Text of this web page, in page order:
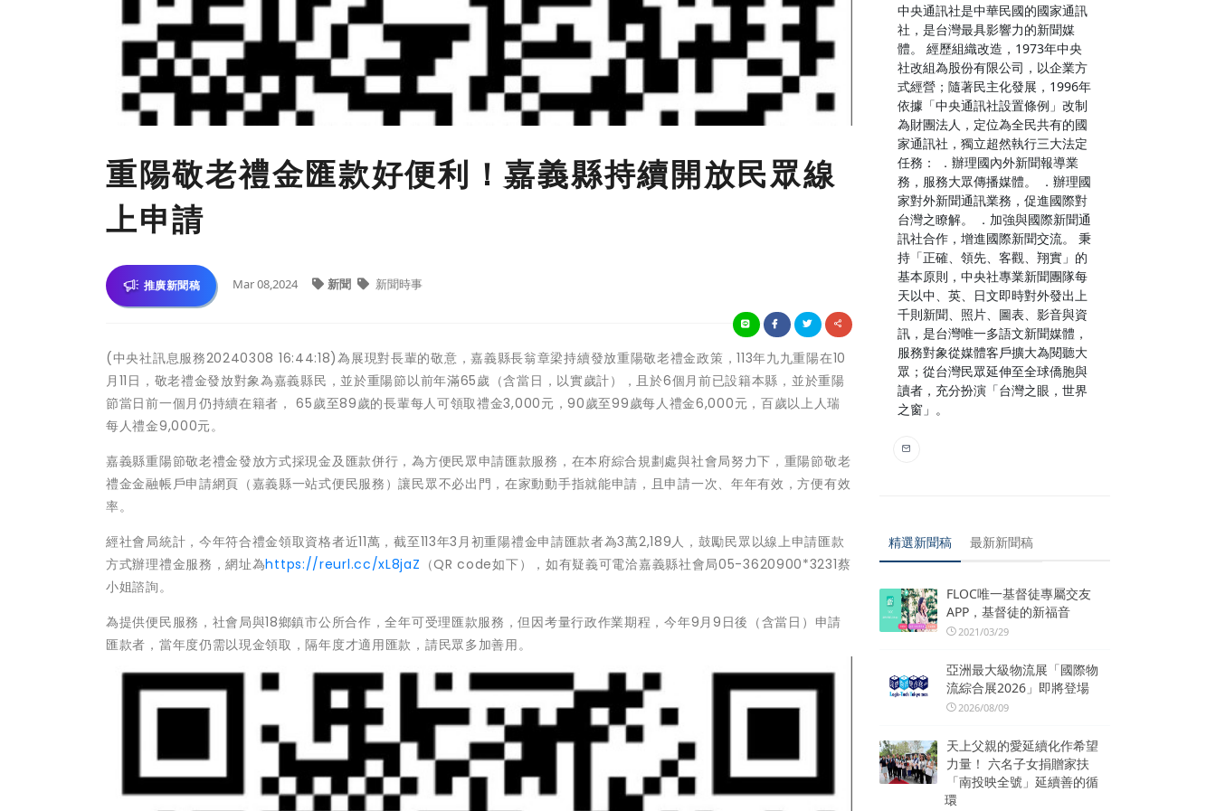
重陽敬老禮金匯款好便利！嘉義縣持續開放民眾線
上申請
推廣新聞稿 Mar 08,2024 新聞 新聞時事
(中央社訊息服務20240308 16:44:18)為展現對長輩的敬意，嘉義縣長翁章梁持續發放重陽敬老禮金政策，113年九九重陽在10
月11日，敬老禮金發放對象為嘉義縣民，並於重陽節以前年滿65歲（含當日，以實歲計），且於6個月前已設籍本縣，並於重陽
節當日前一個月仍持續在籍者， 65歲至89歲的長輩每人可領取禮金3,000元，90歲至99歲每人禮金6,000元，百歲以上人瑞
每人禮金9,000元。
嘉義縣重陽節敬老禮金發放方式採現金及匯款併行，為方便民眾申請匯款服務，在本府綜合規劃處與社會局努力下，重陽節敬老
禮金金融帳戶申請網頁（嘉義縣一站式便民服務）讓民眾不必出門，在家動動手指就能申請，且申請一次、年年有效，方便有效
率。
經社會局統計，今年符合禮金領取資格者近11萬，截至113年3月初重陽禮金申請匯款者為3萬2,189人，鼓勵民眾以線上申請匯款
方式辦理禮金服務，網址為https://reurl.cc/xL8jaZ （QR code如下），如有疑義可電洽嘉義縣社會局05-3620900*3231蔡
小姐諮詢。
為提供便民服務，社會局與18鄉鎮市公所合作，全年可受理匯款服務，但因考量行政作業期程，今年9月9日後（含當日）申請
匯款者，當年度仍需以現金領取，隔年度才適用匯款，請民眾多加善用。
中央通訊社是中華民國的國家通訊
社，是台灣最具影響力的新聞媒
體。 經歷組織改造，1973年中央
社改組為股份有限公司，以企業方
式經營；隨著民主化發展，1996年
依據「中央通訊社設置條例」改制
為財團法人，定位為全民共有的國
家通訊社，獨立超然執行三大法定
任務： ．辦理國內外新聞報導業
務，服務大眾傳播媒體。 ．辦理國
家對外新聞通訊業務，促進國際對
台灣之瞭解。 ．加強與國際新聞通
訊社合作，增進國際新聞交流。 秉
持「正確、領先、客觀、翔實」的
基本原則，中央社專業新聞團隊每
天以中、英、日文即時對外發出上
千則新聞、照片、圖表、影音與資
訊，是台灣唯一多語文新聞媒體，
服務對象從媒體客戶擴大為閱聽大
眾；從台灣民眾延伸至全球僑胞與
讀者，充分扮演「台灣之眼，世界
之窗」。
精選新聞稿 最新新聞稿
FLOC唯一基督徒專屬交友
APP，基督徒的新福音
2021/03/29
亞洲最大級物流展「國際物
流綜合展2026」即將登場
2026/08/09
天上父親的愛延續化作希望
力量！ 六名子女捐贈家扶
「南投映全號」延續善的循
環